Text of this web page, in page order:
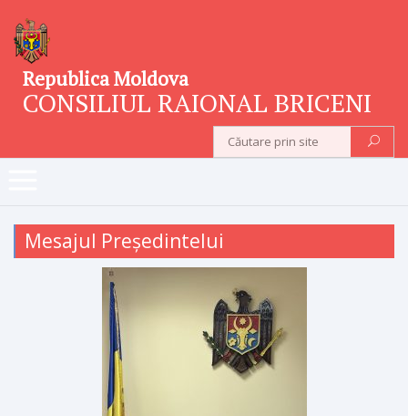
Republica Moldova
CONSILIUL RAIONAL BRICENI
Mesajul Președintelui